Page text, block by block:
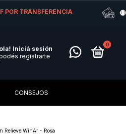
POR TRANSFERENCIA
Iniciá sesión
registrarte
0
CONSEJOS
Relieve WinAr - Rosa